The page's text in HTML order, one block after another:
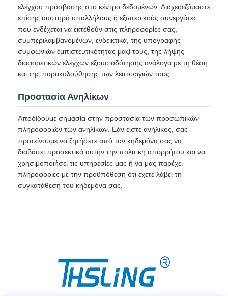
ελέγχου πρόσβασης στο κέντρο δεδομένων. Διαχειριζόμαστε
επίσης αυστηρά υπαλλήλους ή εξωτερικούς συνεργάτες
που ενδέχεται να εκτεθούν στις πληροφορίες σας,
συμπεριλαμβανομένων, ενδεικτικά, της υπογραφής
συμφωνιών εμπιστευτικότητας μαζί τους, της λήψης
διαφορετικών ελέγχων εξουσιοδότησης ανάλογα με τη θέση
και της παρακολούθησης των λειτουργιών τους.
Προστασία Ανηλίκων
Αποδίδουμε σημασία στην προστασία των προσωπικών
πληροφοριών των ανηλίκων. Εάν είστε ανήλικος, σας
προτείνουμε να ζητήσετε από τον κηδεμόνα σας να
διαβάσει προσεκτικά αυτήν την πολιτική απορρήτου και να
χρησιμοποιήσει τις υπηρεσίες μας ή να μας παρέχει
πληροφορίες με την προϋπόθεση ότι έχετε λάβει τη
συγκατάθεση του κηδεμόνα σας.